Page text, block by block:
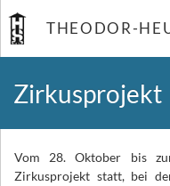
THEODOR-
Zirkusprojekt
Vom 28. Oktober bis
Zirkusprojekt statt, bei